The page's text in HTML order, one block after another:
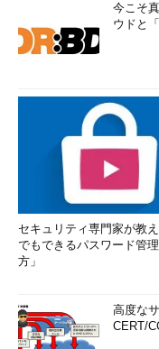
今こそ
ウドと
セキュリティ専門家が教
でもできるパスワード管
方」
高度な
CERT/